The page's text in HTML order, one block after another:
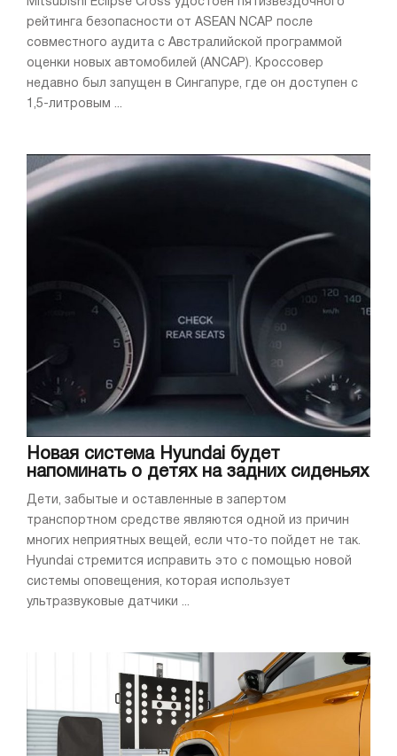
Mitsubishi Eclipse Cross удостоен пятизвездочного
рейтинга безопасности от ASEAN NCAP после
совместного аудита с Австралийской программой
оценки новых автомобилей (ANCAP). Кроссовер
недавно был запущен в Сингапуре, где он доступен с
1,5-литровым ...
Новая система Hyundai будет
напоминать о детях на задних сиденьях
Дети, забытые и оставленные в запертом
транспортном средстве являются одной из причин
многих неприятных вещей, если что-то пойдет не так.
Hyundai стремится исправить это с помощью новой
системы оповещения, которая использует
ультразвуковые датчики ...